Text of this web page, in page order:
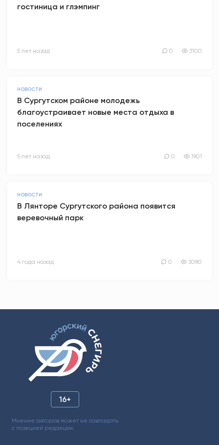
гостиница и глэмпинг
5 лет назад 0 3100
НОВОСТИ
В Сургутском районе молодежь
благоустраивает новые места отдыха в
поселениях
5 лет назад 0 1901
НОВОСТИ
В Лянторе Сургутского района появится
веревочный парк
4 года назад 0 3080
16+
Мнение авторов может не совпадать
с позицией редакции.